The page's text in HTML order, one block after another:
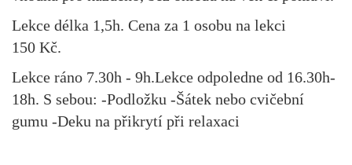
Lekce délka 1,5h. Cena za 1 osobu na lekci
150 Kč.
Lekce ráno 7.30h - 9h.Lekce odpoledne od 16.30h-
18h. S sebou: -Podložku -Šátek nebo cvičební
gumu -Deku na přikrytí při relaxaci